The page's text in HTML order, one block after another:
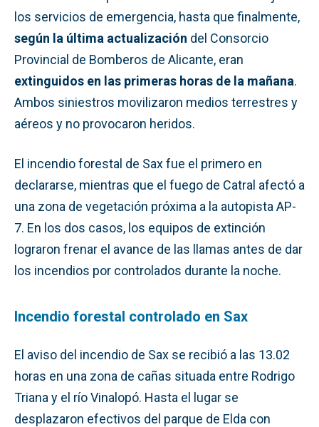
los servicios de emergencia, hasta que finalmente,
según la última actualización del Consorcio
Provincial de Bomberos de Alicante, eran
extinguidos en las primeras horas de la mañana.
Ambos siniestros movilizaron medios terrestres y
aéreos y no provocaron heridos.
El incendio forestal de Sax fue el primero en
declararse, mientras que el fuego de Catral afectó a
una zona de vegetación próxima a la autopista AP-
7. En los dos casos, los equipos de extinción
lograron frenar el avance de las llamas antes de dar
los incendios por controlados durante la noche.
Incendio forestal controlado en Sax
El aviso del incendio de Sax se recibió a las 13.02
horas en una zona de cañas situada entre Rodrigo
Triana y el río Vinalopó. Hasta el lugar se
desplazaron efectivos del parque de Elda con